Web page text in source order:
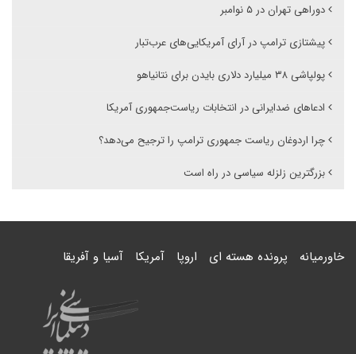
دوراهی تهران در ۵ نوامبر
پیشتازی ترامپ در آرای آمریکایی‌های عرب‌تبار ‌
پولپاشی ۳۸ میلیارد دلاری بایدن برای نتانیاهو
ادعاهای ضدایرانی در انتخابات ریاست‌جمهوری آمریکا
چرا اردوغان ریاست جمهوری ترامپ را ترجیح می‌دهد؟
بزرگترین زلزله سیاسی در راه است
خاورمیانه پرونده هسته ای اروپا آمریکا آسیا و آفریقا